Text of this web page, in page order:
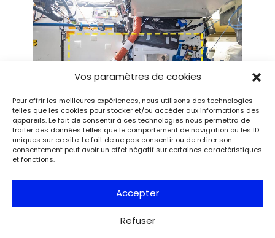
Vos paramètres de cookies
Pour offrir les meilleures expériences, nous utilisons des technologies
telles que les cookies pour stocker et/ou accéder aux informations des
appareils. Le fait de consentir à ces technologies nous permettra de
traiter des données telles que le comportement de navigation ou les ID
uniques sur ce site. Le fait de ne pas consentir ou de retirer son
consentement peut avoir un effet négatif sur certaines caractéristiques
et fonctions.
Accepter
Refuser
« Carré de fouilles » 05 sur la paroi arrière du module Node 3 de
la Station spatiale internationale. © NASA, ISSAP
Des intermédiaires